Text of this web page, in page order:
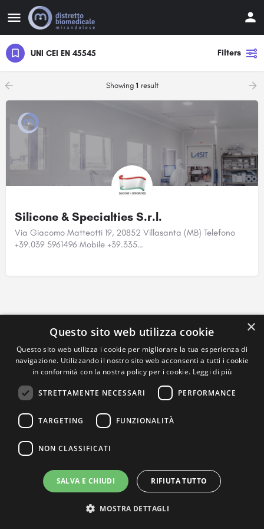
UNI CEI EN 45545 Filters
Showing 1 result
Silicone & Specialties S.r.l.
Via Giacomo Matteotti 19, 20852 Villasanta (MB) Telefono
+39.039 5961496 Mobile +39.335…
×
Questo sito web utilizza cookie
Questo sito web utilizza i cookie per migliorare la tua esperienza di
navigazione. Utilizzando il nostro sito web acconsenti a tutti i cookie
in conformità con la nostra policy per i cookie. Leggi di più
STRETTAMENTE NECESSARI PERFORMANCE
TARGETING FUNZIONALITÀ
NON CLASSIFICATI
SALVA E CHIUDI RIFIUTA TUTTO
MOSTRA DETTAGLI